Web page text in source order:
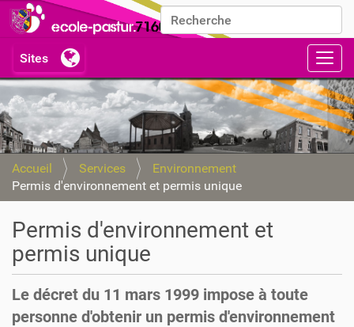
Chercher par
Recherche avancée…
Accueil Services
Environnement
Permis d'environnement et permis unique
Permis d'environnement et
permis unique
Le décret du 11 mars 1999 impose à toute
personne d'obtenir un permis d'environnement